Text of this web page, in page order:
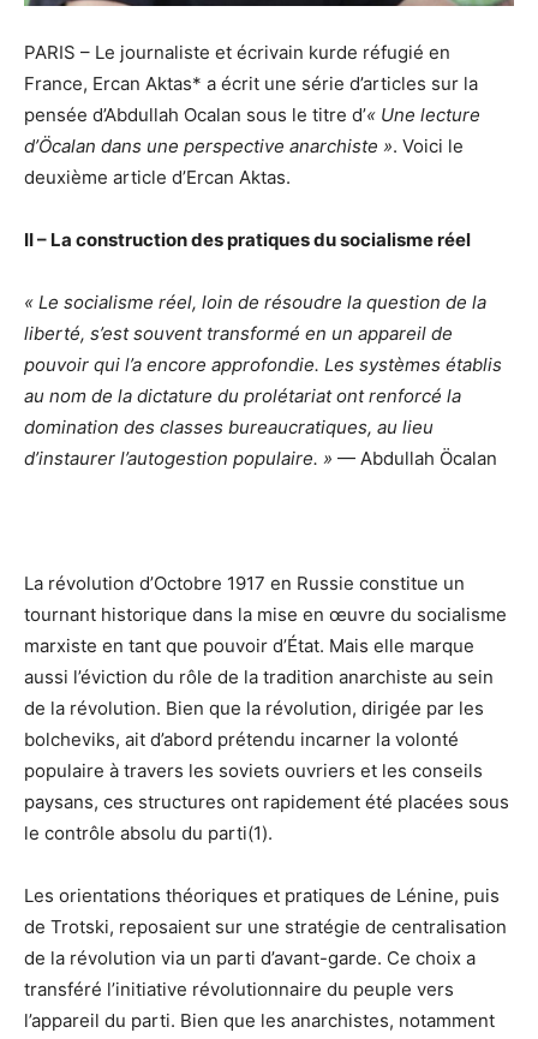
PARIS – Le journaliste et écrivain kurde réfugié en
France, Ercan Aktas* a écrit une série d’articles sur la
pensée d’Abdullah Ocalan sous le titre d’« Une lecture
d’Öcalan dans une perspective anarchiste ». Voici le
deuxième article d’Ercan Aktas.
II – La construction des pratiques du socialisme réel
« Le socialisme réel, loin de résoudre la question de la
liberté, s’est souvent transformé en un appareil de
pouvoir qui l’a encore approfondie. Les systèmes établis
au nom de la dictature du prolétariat ont renforcé la
domination des classes bureaucratiques, au lieu
d’instaurer l’autogestion populaire. » — Abdullah Öcalan
La révolution d’Octobre 1917 en Russie constitue un
tournant historique dans la mise en œuvre du socialisme
marxiste en tant que pouvoir d’État. Mais elle marque
aussi l’éviction du rôle de la tradition anarchiste au sein
de la révolution. Bien que la révolution, dirigée par les
bolcheviks, ait d’abord prétendu incarner la volonté
populaire à travers les soviets ouvriers et les conseils
paysans, ces structures ont rapidement été placées sous
le contrôle absolu du parti(1).
Les orientations théoriques et pratiques de Lénine, puis
de Trotski, reposaient sur une stratégie de centralisation
de la révolution via un parti d’avant-garde. Ce choix a
transféré l’initiative révolutionnaire du peuple vers
l’appareil du parti. Bien que les anarchistes, notamment